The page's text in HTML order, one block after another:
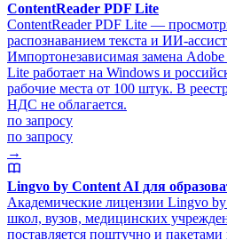
ContentReader PDF Lite
ContentReader PDF Lite —
распознаванием текста и ИИ-
Импортонезависимая замена
Lite работает на Windows и
рабочие места от 100 штук. В
НДС не облагается.
по запросу
по запросу
→
Lingvo by Content AI для
Академические лицензии Lingvo
школ, вузов, медицинских
поставляется поштучно и